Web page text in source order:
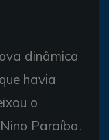
dinâmica
havia
o
Paraíba.